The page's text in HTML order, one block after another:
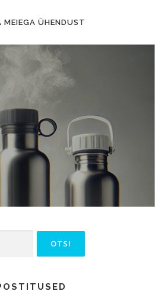
MEIEGA ÜHENDUST